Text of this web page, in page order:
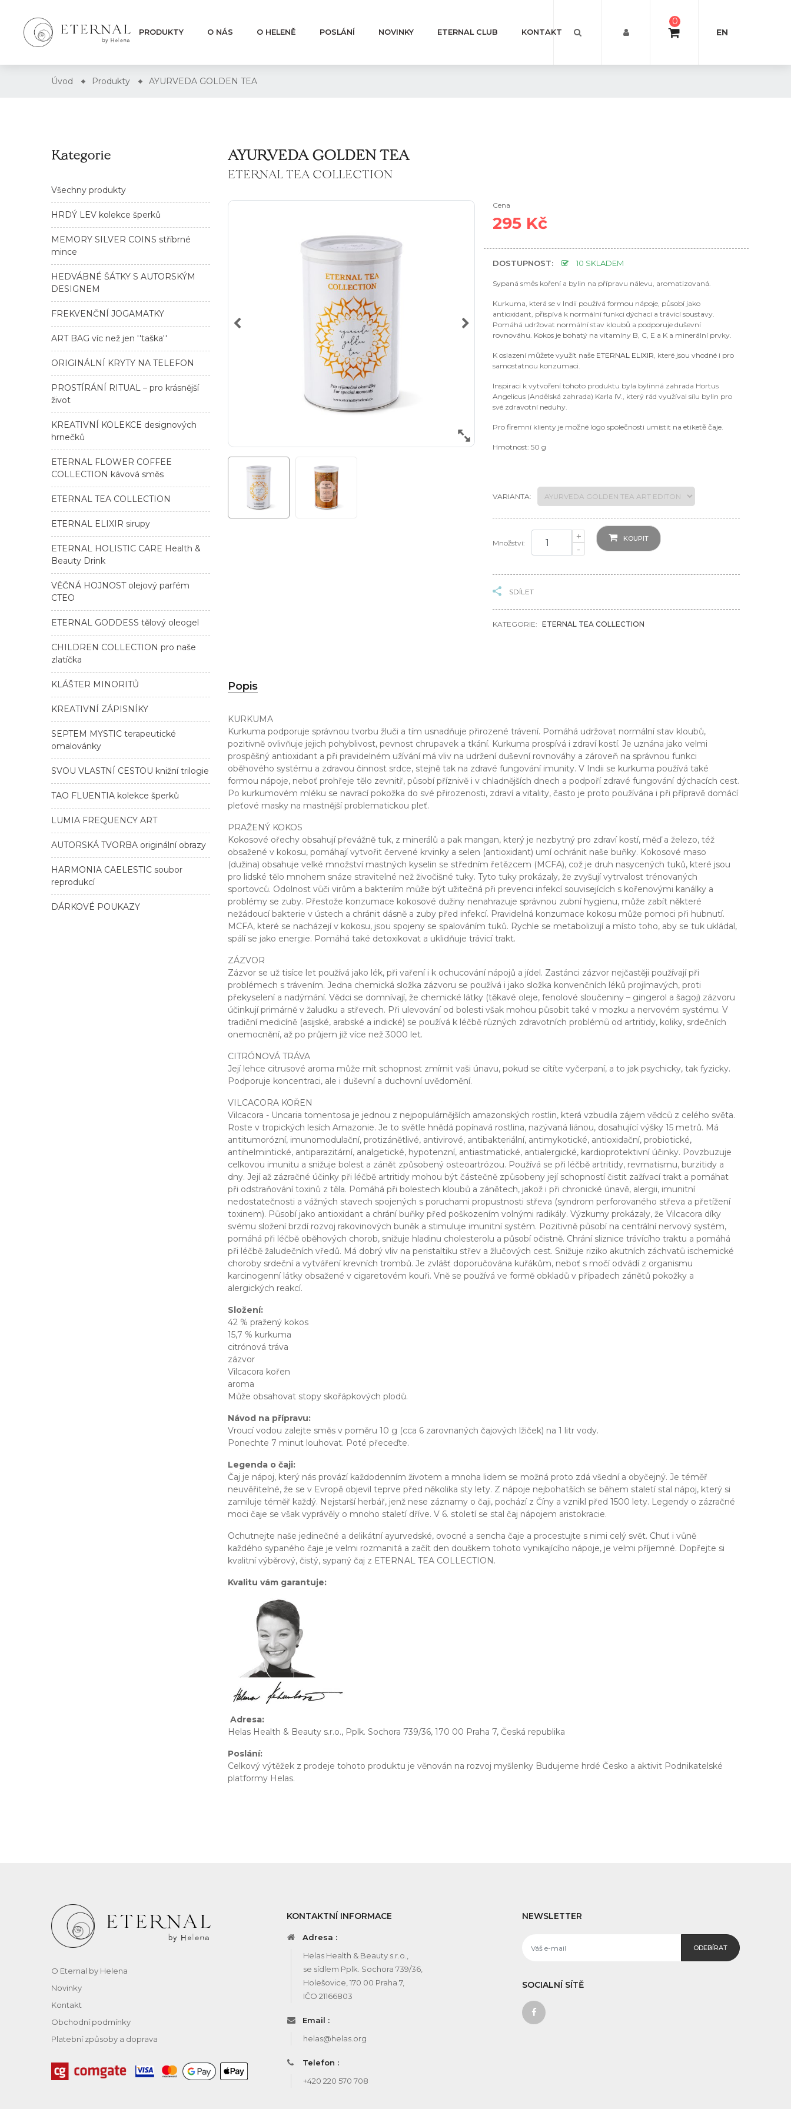
PRODUKTY O NÁS O HELENĚ POSLÁNÍ NOVINKY ETERNAL CLUB KONTAKT
0
EN
Úvod Produkty AYURVEDA GOLDEN TEA
Kategorie
Všechny produkty
HRDÝ LEV kolekce šperků
MEMORY SILVER COINS stříbrné
mince
HEDVÁBNÉ ŠÁTKY S AUTORSKÝM
DESIGNEM
FREKVENČNÍ JOGAMATKY
ART BAG víc než jen ''taška''
ORIGINÁLNÍ KRYTY NA TELEFON
PROSTÍRÁNÍ RITUAL – pro krásnější
život
KREATIVNÍ KOLEKCE designových
hrnečků
ETERNAL FLOWER COFFEE
COLLECTION kávová směs
ETERNAL TEA COLLECTION
ETERNAL ELIXIR sirupy
ETERNAL HOLISTIC CARE Health &
Beauty Drink
VĚČNÁ HOJNOST olejový parfém
CTEO
ETERNAL GODDESS tělový oleogel
CHILDREN COLLECTION pro naše
zlatíčka
KLÁŠTER MINORITŮ
KREATIVNÍ ZÁPISNÍKY
SEPTEM MYSTIC terapeutické
omalovánky
SVOU VLASTNÍ CESTOU knižní trilogie
TAO FLUENTIA kolekce šperků
LUMIA FREQUENCY ART
AUTORSKÁ TVORBA originální obrazy
HARMONIA CAELESTIC soubor
reprodukcí
DÁRKOVÉ POUKAZY
AYURVEDA GOLDEN TEA
ETERNAL TEA COLLECTION
Cena
295 Kč
DOSTUPNOST: 10 SKLADEM
Sypaná směs koření a bylin na přípravu nálevu, aromatizovaná.
Kurkuma, která se v Indii používá formou nápoje, působí jako
antioxidant, přispívá k normální funkci dýchací a trávicí soustavy.
Pomáhá udržovat normální stav kloubů a podporuje duševní
rovnováhu. Kokos je bohatý na vitamíny B, C, E a K a minerální prvky.
K oslazení můžete využít naše ETERNAL ELIXIR, které jsou vhodné i pro
samostatnou konzumaci.
Inspiraci k vytvoření tohoto produktu byla bylinná zahrada Hortus
Angelicus (Andělská zahrada) Karla IV., který rád využíval sílu bylin pro
své zdravotní neduhy.
Pro firemní klienty je možné logo společnosti umístit na etiketě čaje.
Hmotnost: 50 g
VARIANTA:
Množství:
+
-
KOUPIT
SDÍLET
KATEGORIE: ETERNAL TEA COLLECTION
Popis
KURKUMA
Kurkuma podporuje správnou tvorbu žluči a tím usnadňuje přirozené trávení. Pomáhá udržovat normální stav kloubů,
pozitivně ovlivňuje jejich pohyblivost, pevnost chrupavek a tkání. Kurkuma prospívá i zdraví kostí. Je uznána jako velmi
prospěšný antioxidant a při pravidelném užívání má vliv na udržení duševní rovnováhy a zároveň na správnou funkci
oběhového systému a zdravou činnost srdce, stejně tak na zdravé fungování imunity. V Indii se kurkuma používá také
formou nápoje, neboť prohřeje tělo zevnitř, působí příznivě i v chladnějších dnech a podpoří zdravé fungování dýchacích cest.
Po kurkumovém mléku se navrací pokožka do své přirozenosti, zdraví a vitality, často je proto používána i při přípravě domácí
pleťové masky na mastnější problematickou pleť.
PRAŽENÝ KOKOS
Kokosové ořechy obsahují převážně tuk, z minerálů a pak mangan, který je nezbytný pro zdraví kostí, měď a železo, též
obsažené v kokosu, pomáhají vytvořit červené krvinky a selen (antioxidant) umí ochránit naše buňky. Kokosové maso
(dužina) obsahuje velké množství mastných kyselin se středním řetězcem (MCFA), což je druh nasycených tuků, které jsou
pro lidské tělo mnohem snáze stravitelné než živočišné tuky. Tyto tuky prokázaly, že zvyšují vytrvalost trénovaných
sportovců. Odolnost vůči virům a bakteriím může být užitečná při prevenci infekcí souvisejících s kořenovými kanálky a
problémy se zuby. Přestože konzumace kokosové dužiny nenahrazuje správnou zubní hygienu, může zabít některé
nežádoucí bakterie v ústech a chránit dásně a zuby před infekcí. Pravidelná konzumace kokosu může pomoci při hubnutí.
MCFA, které se nacházejí v kokosu, jsou spojeny se spalováním tuků. Rychle se metabolizují a místo toho, aby se tuk ukládal,
spálí se jako energie. Pomáhá také detoxikovat a uklidňuje trávicí trakt.
ZÁZVOR
Zázvor se už tisíce let používá jako lék, při vaření i k ochucování nápojů a jídel. Zastánci zázvor nejčastěji používají při
problémech s trávením. Jedna chemická složka zázvoru se používá i jako složka konvenčních léků projímavých, proti
překyselení a nadýmání. Vědci se domnívají, že chemické látky (těkavé oleje, fenolové sloučeniny – gingerol a šagoj) zázvoru
účinkují primárně v žaludku a střevech. Při ulevování od bolesti však mohou působit také v mozku a nervovém systému. V
tradiční medicíně (asijské, arabské a indické) se používá k léčbě různých zdravotních problémů od artritidy, koliky, srdečních
onemocnění, až po průjem již více než 3000 let.
CITRÓNOVÁ TRÁVA
Její lehce citrusové aroma může mít schopnost zmírnit vaši únavu, pokud se cítíte vyčerpaní, a to jak psychicky, tak fyzicky.
Podporuje koncentraci, ale i duševní a duchovní uvědomění.
VILCACORA KOŘEN
Vilcacora - Uncaria tomentosa je jednou z nejpopulárnějších amazonských rostlin, která vzbudila zájem vědců z celého světa.
Roste v tropických lesích Amazonie. Je to světle hnědá popínavá rostlina, nazývaná liánou, dosahující výšky 15 metrů. Má
antitumorózní, imunomodulační, protizánětlivé, antivirové, antibakteriální, antimykotické, antioxidační, probiotické,
antihelmintické, antiparazitární, analgetické, hypotenzní, antiastmatické, antialergické, kardioprotektivní účinky. Povzbuzuje
celkovou imunitu a snižuje bolest a zánět způsobený osteoartrózou. Používá se při léčbě artritidy, revmatismu, burzitidy a
dny. Její až zázračné účinky při léčbě artritidy mohou být částečně způsobeny její schopností čistit zažívací trakt a pomáhat
při odstraňování toxinů z těla. Pomáhá při bolestech kloubů a zánětech, jakož i při chronické únavě, alergii, imunitní
nedostatečnosti a vážných stavech spojených s poruchami propustnosti střeva (syndrom perforovaného střeva a přetížení
toxinem). Působí jako antioxidant a chrání buňky před poškozením volnými radikály. Výzkumy prokázaly, že Vilcacora díky
svému složení brzdí rozvoj rakovinových buněk a stimuluje imunitní systém. Pozitivně působí na centrální nervový systém,
pomáhá při léčbě oběhových chorob, snižuje hladinu cholesterolu a působí očistně. Chrání sliznice trávícího traktu a pomáhá
při léčbě žaludečních vředů. Má dobrý vliv na peristaltiku střev a žlučových cest. Snižuje riziko akutních záchvatů ischemické
choroby srdeční a vytváření krevních trombů. Je zvlášť doporučována kuřákům, neboť s močí odvádí z organismu
karcinogenní látky obsažené v cigaretovém kouři. Vně se používá ve formě obkladů v případech zánětů pokožky a
alergických reakcí.
Složení:
42 % pražený kokos
15,7 % kurkuma
citrónová tráva
zázvor
Vilcacora kořen
aroma
Může obsahovat stopy skořápkových plodů.
Návod na přípravu:
Vroucí vodou zalejte směs v poměru 10 g (cca 6 zarovnaných čajových lžiček) na 1 litr vody.
Ponechte 7 minut louhovat. Poté přeceďte.
Legenda o čaji:
Čaj je nápoj, který nás provází každodenním životem a mnoha lidem se možná proto zdá všední a obyčejný. Je téměř
neuvěřitelné, že se v Evropě objevil teprve před několika sty lety. Z nápoje nejbohatších se během staletí stal nápoj, který si
zamiluje téměř každý. Nejstarší herbář, jenž nese záznamy o čaji, pochází z Číny a vznikl před 1500 lety. Legendy o zázračné
moci čaje se však vyprávěly o mnoho staletí dříve. V 6. století se stal čaj nápojem aristokracie.
Ochutnejte naše jedinečné a delikátní ayurvedské, ovocné a sencha čaje a procestujte s nimi celý svět. Chuť i vůně
každého sypaného čaje je velmi rozmanitá a začít den douškem tohoto vynikajícího nápoje, je velmi příjemné. Dopřejte si
kvalitní výběrový, čistý, sypaný čaj z ETERNAL TEA COLLECTION.
Kvalitu vám garantuje:
Adresa:
Helas Health & Beauty s.r.o., Pplk. Sochora 739/36, 170 00 Praha 7, Česká republika
Poslání:
Celkový výtěžek z prodeje tohoto produktu je věnován na rozvoj myšlenky Budujeme hrdé Česko a aktivit Podnikatelské
platformy Helas.
O Eternal by Helena
Novinky
Kontakt
Obchodní podmínky
Platební způsoby a doprava
KONTAKTNÍ INFORMACE
Adresa :
Helas Health & Beauty s.r.o.,
se sídlem Pplk. Sochora 739/36,
Holešovice, 170 00 Praha 7,
IČO 21166803
Email :
helas@helas.org
Telefon :
+420 220 570 708
NEWSLETTER
ODEBÍRAT
SOCIALNÍ SÍTĚ